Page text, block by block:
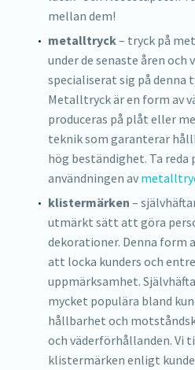
mellan dem!
metalltryck– tryck på
under de senaste åren
specialiserat sig på denna
Metalltryck är en form av
produceras på plåt eller
teknik som garanterar
hög beständighet. Ta reda
användningen av
klistermärken –
utmärkt sätt att göra
dekorationer. Denna form
att locka kunders och
uppmärksamhet.
mycket populära bland
hållbarhet och
och väderförhållanden. Vi
klistermärken enligt